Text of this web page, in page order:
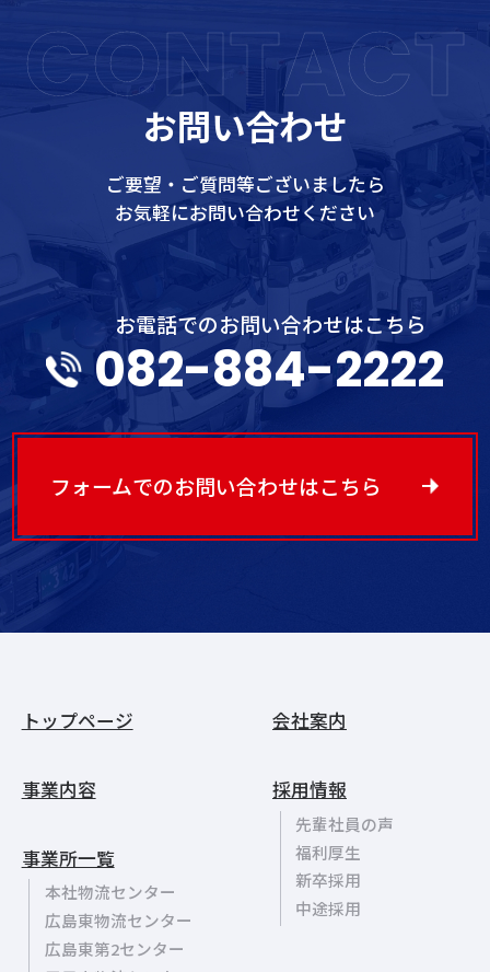
CONTACT
お問い合わせ
ご要望・ご質問等ございましたら
お気軽にお問い合わせください
お電話でのお問い合わせはこちら
082-884-2222
フォームでのお問い合わせはこちら
トップページ
事業内容
事業所一覧
本社物流センター
広島東物流センター
広島東第2センター
会社案内
採用情報
先輩社員の声
福利厚生
新卒採用
中途採用